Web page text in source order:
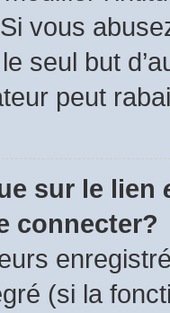
Si vous
seul but
peut
sur le lien
connecter?
(si la